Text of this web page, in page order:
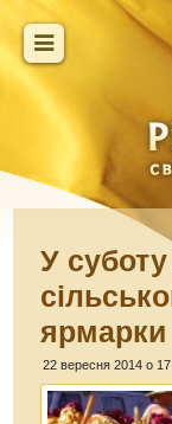
У суботу
ярмарки
22 вересня 2014 о